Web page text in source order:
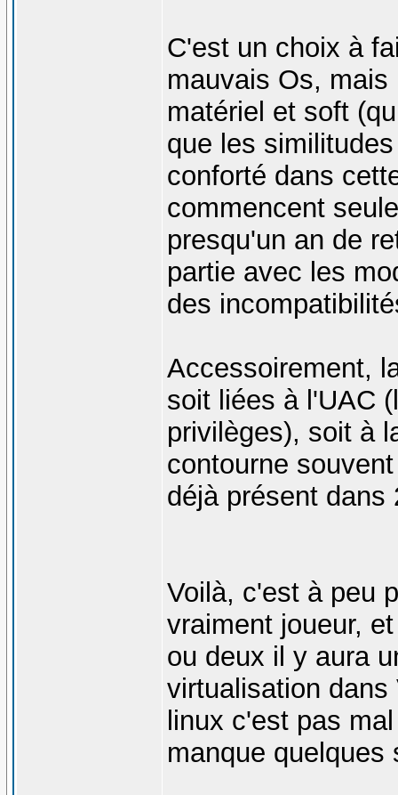
C'est un choix à
mauvais Os,
matériel et soft
que les
conforté dans
commencent
presqu'un an de
partie avec les
des
Accessoirement,
soit liées à l'UAC
privilèges), soit à
contourne
déjà présent
Voilà, c'est à peu
vraiment joueur,
ou deux il y aura
virtualisation
linux c'est pas
manque quelques